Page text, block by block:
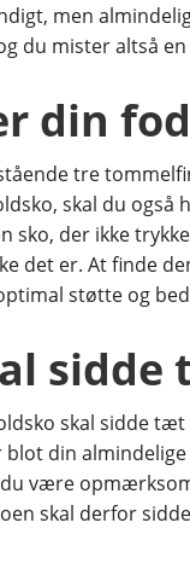
men
du mister altså
din
tre
skal du også
sko, der ikke
det er. At finde
støtte og
sidde
skal sidde
din
du være
skal derfor